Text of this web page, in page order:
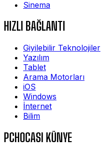
Sinema
HIZLI BAĞLANTI
Giyilebilir Teknolojiler
Yazılım
Tablet
Arama Motorları
iOS
Windows
İnternet
Bilim
PCHOCASI KÜNYE